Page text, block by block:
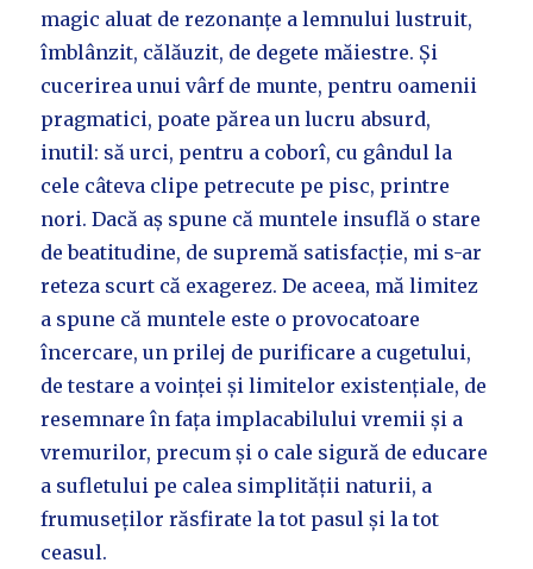
magic aluat de rezonanțe a lemnului lustruit,
îmblânzit, călăuzit, de degete măiestre. Și
cucerirea unui vârf de munte, pentru oamenii
pragmatici, poate părea un lucru absurd,
inutil: să urci, pentru a coborî, cu gândul la
cele câteva clipe petrecute pe pisc, printre
nori. Dacă aș spune că muntele insuflă o stare
de beatitudine, de supremă satisfacție, mi s-ar
reteza scurt că exagerez. De aceea, mă limitez
a spune că muntele este o provocatoare
încercare, un prilej de purificare a cugetului,
de testare a voinței și limitelor existențiale, de
resemnare în fața implacabilului vremii și a
vremurilor, precum și o cale sigură de educare
a sufletului pe calea simplității naturii, a
frumuseților răsfirate la tot pasul și la tot
ceasul.